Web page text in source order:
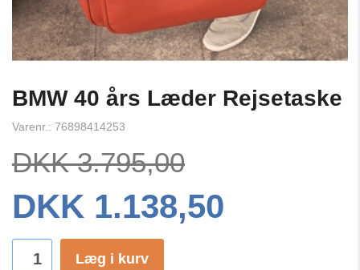
BMW 40 års Læder Rejsetaske
Varenr.: 76898414253
DKK 3.795,00
DKK 1.138,50
Læg i kurv